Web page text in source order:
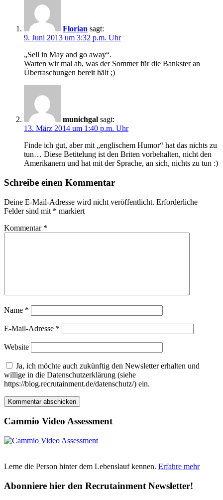
Florian sagt:
9. Juni 2013 um 3:32 p.m. Uhr
„Sell in May and go away“.
Warten wir mal ab, was der Sommer für die Bankster an
Überraschungen bereit hält ;)
munichgal sagt:
13. März 2014 um 1:40 p.m. Uhr
Finde ich gut, aber mit „englischem Humor“ hat das nichts zu
tun… Diese Betitelung ist den Briten vorbehalten, nicht den
Amerikanern und hat mit der Sprache, an sich, nichts zu tun :)
Schreibe einen Kommentar
Deine E-Mail-Adresse wird nicht veröffentlicht. Erforderliche
Felder sind mit * markiert
Kommentar *
Name *
E-Mail-Adresse *
Website
Ja, ich möchte auch zukünftig den Newsletter erhalten und
willige in die Datenschutzerklärung (siehe
https://blog.recrutainment.de/datenschutz/) ein.
Cammio Video Assessment
Lerne die Person hinter dem Lebenslauf kennen. Erfahre mehr
Abonniere hier den Recrutainment Newsletter!